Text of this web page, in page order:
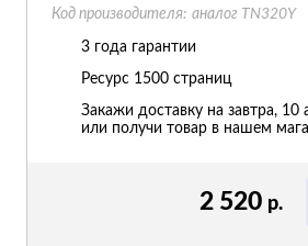
2 520 р.
Код производителя: аналог TN320Y
3 года гарантии
Ресурс 1500 страниц
Закажи доставку на завтра, 10
или получи товар в нашем